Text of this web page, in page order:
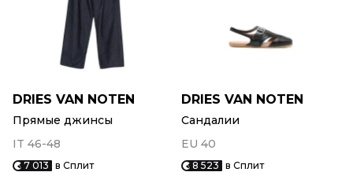
DRIES VAN NOTEN
Прямые джинсы
IT 46-48
7 013 в Сплит
DRIES VAN NOTEN
Сандалии
EU 40
8 523 в Сплит